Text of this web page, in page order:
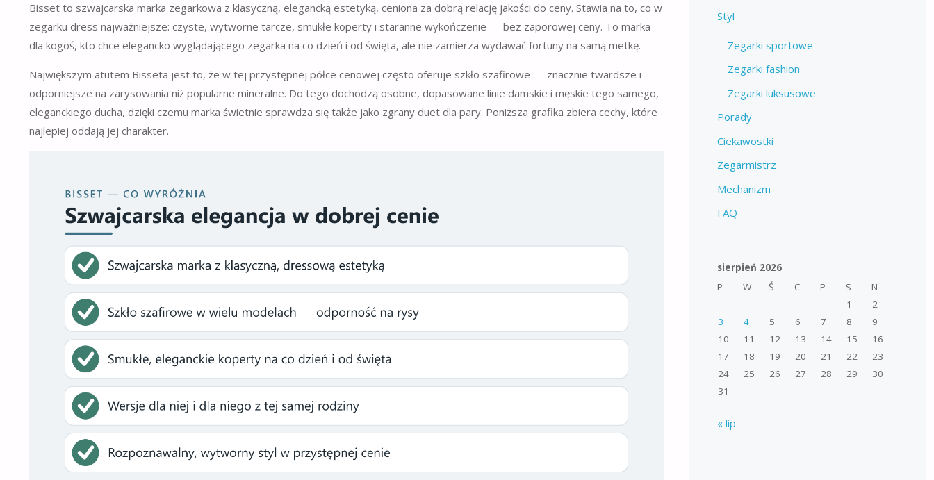
Bisset to szwajcarska marka zegarkowa z klasyczną, elegancką estetyką, ceniona za dobrą relację jakości do ceny. Stawia na to, co w
zegarku dress najważniejsze: czyste, wytworne tarcze, smukłe koperty i staranne wykończenie — bez zaporowej ceny. To marka
dla kogoś, kto chce elegancko wyglądającego zegarka na co dzień i od święta, ale nie zamierza wydawać fortuny na samą metkę.
Największym atutem Bisseta jest to, że w tej przystępnej półce cenowej często oferuje szkło szafirowe — znacznie twardsze i
odporniejsze na zarysowania niż popularne mineralne. Do tego dochodzą osobne, dopasowane linie damskie i męskie tego samego,
eleganckiego ducha, dzięki czemu marka świetnie sprawdza się także jako zgrany duet dla pary. Poniższa grafika zbiera cechy, które
najlepiej oddają jej charakter.
Styl
Zegarki sportowe
Zegarki fashion
Zegarki luksusowe
Porady
Ciekawostki
Zegarmistrz
Mechanizm
FAQ
sierpień 2026
P
W Ś C P S
N
1
2
3
4 5 6 7 8
9
10
11 12 13 14 15
16
17
18 19 20 21 22
23
24
25 26 27 28 29
30
31
« lip